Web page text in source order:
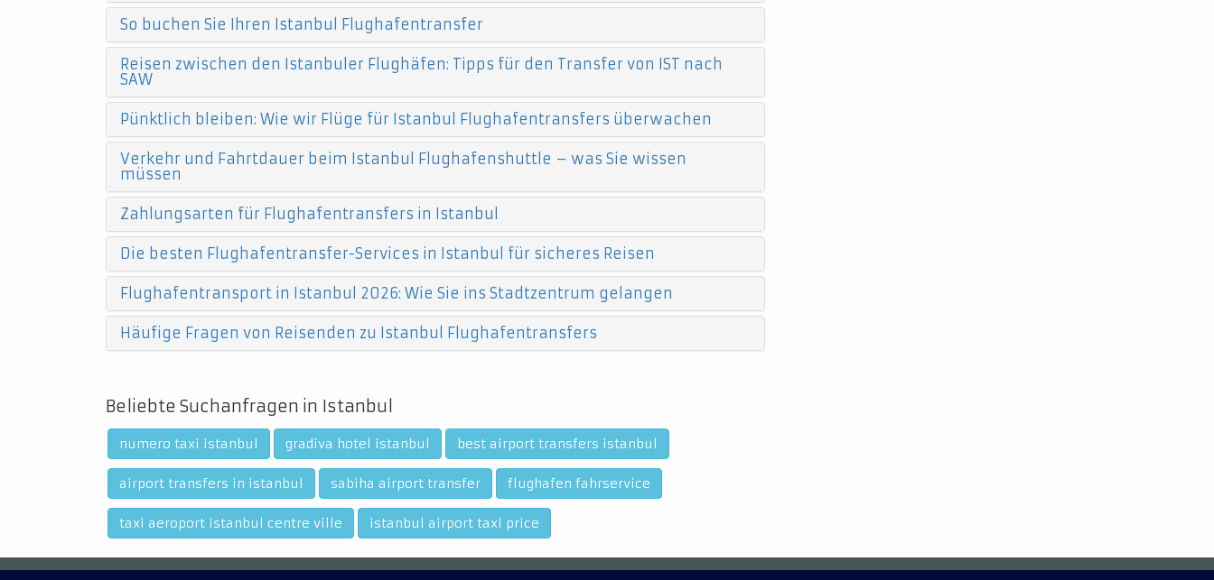
So buchen Sie Ihren Istanbul Flughafentransfer
Reisen zwischen den Istanbuler Flughäfen: Tipps für den Transfer von IST nach
SAW
Pünktlich bleiben: Wie wir Flüge für Istanbul Flughafentransfers überwachen
Verkehr und Fahrtdauer beim Istanbul Flughafenshuttle – was Sie wissen
müssen
Zahlungsarten für Flughafentransfers in Istanbul
Die besten Flughafentransfer-Services in Istanbul für sicheres Reisen
Flughafentransport in Istanbul 2026: Wie Sie ins Stadtzentrum gelangen
Häufige Fragen von Reisenden zu Istanbul Flughafentransfers
Beliebte Suchanfragen in Istanbul
numero taxi istanbul gradiva hotel istanbul best airport transfers istanbul
airport transfers in istanbul sabiha airport transfer flughafen fahrservice
taxi aeroport istanbul centre ville istanbul airport taxi price